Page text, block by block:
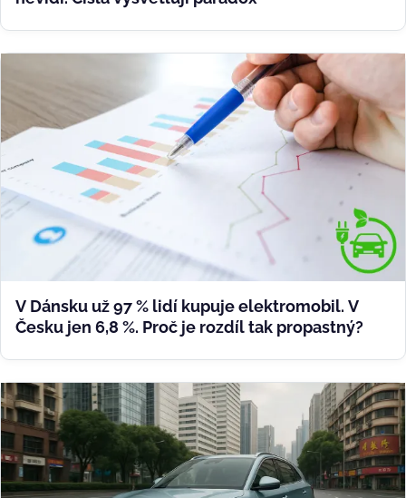
V Dánsku už 97 % lidí kupuje elektromobil. V
Česku jen 6,8 %. Proč je rozdíl tak propastný?